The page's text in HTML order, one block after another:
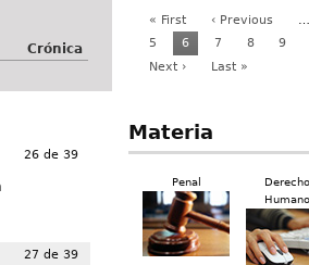
Crónica
26 de 39
27 de 39
« First ‹ Previous …
5
6 7 8 9
Next ›
Last »
Materia
Penal